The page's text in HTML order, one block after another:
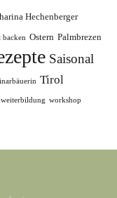
Brot-Sommelier Celina
Fleisch Garten Gemüse
von Bingen
Katharina Hechenberger
backen Ostern Palmbrezen
Hechenberger
backen Ostern Palmbrezen
Saisonal
Tirol
weiterbildung workshop